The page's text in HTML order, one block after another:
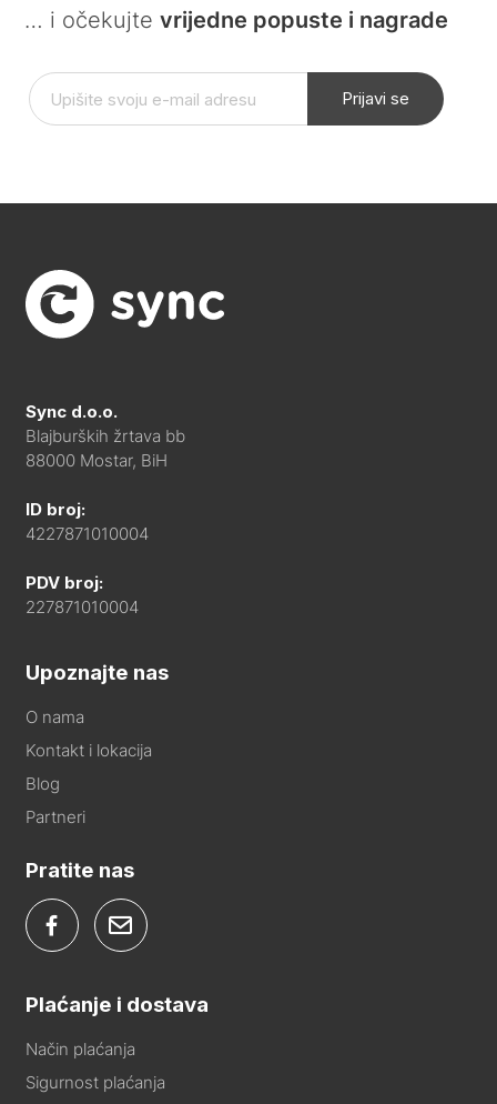
… i očekujte vrijedne popuste i nagrade
Prijavi se
Sync d.o.o.
Blajburških žrtava bb
88000 Mostar, BiH
ID broj:
4227871010004
PDV broj:
227871010004
Upoznajte nas
O nama
Kontakt i lokacija
Blog
Partneri
Pratite nas
Plaćanje i dostava
Način plaćanja
Sigurnost plaćanja